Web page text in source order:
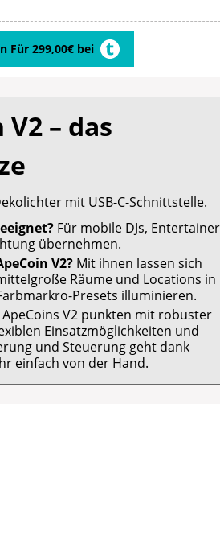
Für 299,00€ bei
– das
mit USB-C-Schnittstelle.
Für mobile DJs, Entertainer
übernehmen.
V2? Mit ihnen lassen sich
Räume und Locations in
Presets illuminieren.
ApeCoins V2 punkten mit robuster
Einsatzmöglichkeiten und
und Steuerung geht dank
einfach von der Hand.